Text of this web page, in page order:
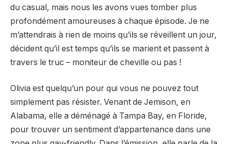
du casual, mais nous les avons vues tomber plus
profondément amoureuses à chaque épisode. Je ne
m’attendrais à rien de moins qu’ils se réveillent un jour,
décident qu’il est temps qu’ils se marient et passent à
travers le truc – moniteur de cheville ou pas !
Olivia est quelqu’un pour qui vous ne pouvez tout
simplement pas résister. Venant de Jemison, en
Alabama, elle a déménagé à Tampa Bay, en Floride,
pour trouver un sentiment d’appartenance dans une